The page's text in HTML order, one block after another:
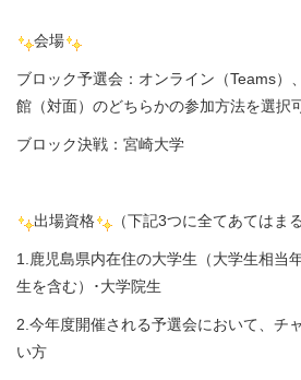
会場
ブロック予選会：オンライン（Teams）
館（対面）のどちらかの参加方法を選択
ブロック決戦：宮崎大学
出場資格 （下記3つに全てあてはま
1.鹿児島県内在住の大学生（大学生相当
生を含む）･大学院生
2.今年度開催される予選会において、チ
い方